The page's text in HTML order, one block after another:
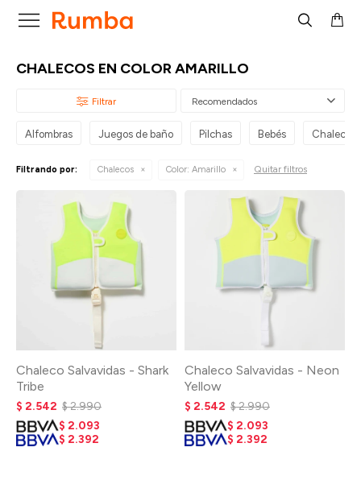

CHALECOS EN COLOR AMARILLO
Recomendados
Alfombras Juegos de baño Pilchas Bebés Chalecos
Filtrando por: Chalecos Color: Amarillo Quitar filtros
Chaleco Salvavidas - Shark
Tribe
$ 2.542 $2.990
$ 2.093
$ 2.392
Chaleco Salvavidas - Neon
Yellow
$ 2.542 $2.990
$ 2.093
$ 2.392